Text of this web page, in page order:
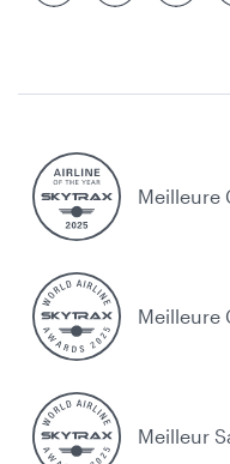
Meilleure
Meilleure
Meilleur